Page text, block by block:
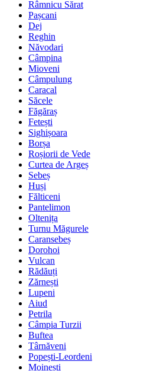
Râmnicu Sărat
Pașcani
Dej
Reghin
Năvodari
Câmpina
Mioveni
Câmpulung
Caracal
Săcele
Făgăraș
Fetești
Sighișoara
Borșa
Roșiorii de Vede
Curtea de Argeș
Sebeș
Huși
Fălticeni
Pantelimon
Oltenița
Turnu Măgurele
Caransebeș
Dorohoi
Vulcan
Rădăuți
Zărnești
Lupeni
Aiud
Petrila
Câmpia Turzii
Buftea
Târnăveni
Popești-Leordeni
Moinești